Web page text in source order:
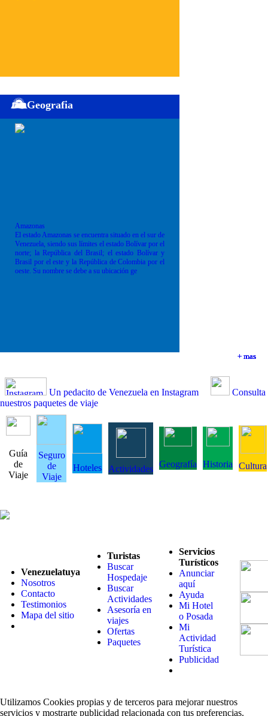
+ mas
+ mas
+ mas
Geografia
Amazonas
El estado Amazonas se encuentra situado en el sur de
Venezuela, siendo sus límites el estado Bolívar por el
norte; la República del Brasil; el estado Bolívar y
Brasil por el este y la República de Colombia por el
oeste. Su nombre se debe a su ubicación ge
+ mas
Un pedacito de Venezuela en Instagram
Consulta
nuestros paquetes de viaje
Guía
de
Viaje
Seguro
de
Viaje
Hoteles Actividades Geografía Historia Cultura
Venezuelatuya
Nosotros
Contacto
Testimonios
Mapa del sitio
Turistas
Buscar
Hospedaje
Buscar
Actividades
Asesoría en
viajes
Ofertas
Paquetes
Servicios
Turísticos
Anunciar
aquí
Ayuda
Mi Hotel
o Posada
Mi
Actividad
Turística
Publicidad
Utilizamos Cookies propias y de terceros para mejorar nuestros
servicios y mostrarte publicidad relacionada con tus preferencias.